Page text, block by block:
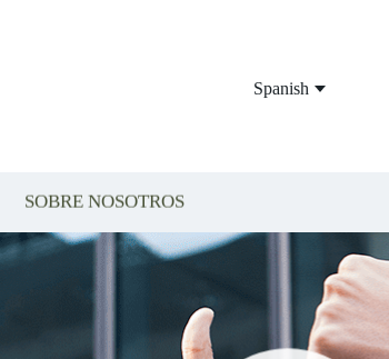
Spanish
SOBRE NOSOTROS